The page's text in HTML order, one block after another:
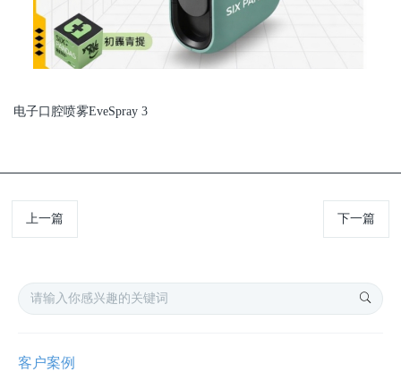
电子口腔喷雾EveSpray 3
上一篇 下一篇
客户案例